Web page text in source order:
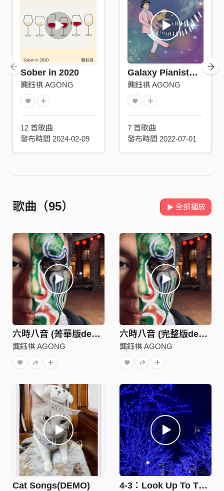
Sober in 2020
龔鈺祺 AGONG
12 首歌曲
發布時間 2024-02-09
Galaxy Pianist（Extended Mixes）
龔鈺祺 AGONG
7 首歌曲
發布時間 2022-07-01
歌曲（95） 全部播放
六時八音 (菁華版demo)
龔鈺祺 AGONG
六時八音 (完整版demo)
龔鈺祺 AGONG
Cat Songs(DEMO) 4-3：Look Up To The Sky